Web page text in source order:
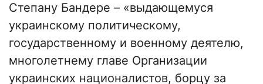
Степану Бандере – «выдающемуся
украинскому политическому,
государственному и военному деятелю,
многолетнему главе Организации
украинских националистов, борцу за